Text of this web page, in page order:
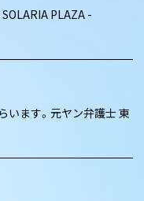
PLAZA -
います。元ヤン弁護士 東